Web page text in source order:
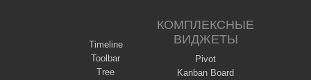
Timeline
Toolbar
Tree
КОМПЛЕКСНЫЕ
ВИДЖЕТЫ
Pivot
Kanban Board